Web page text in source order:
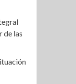
de las